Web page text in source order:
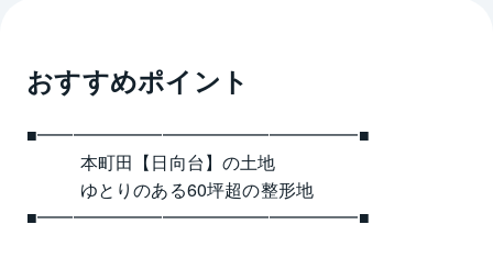
おすすめポイント
■━━━━━━━━━━━━━━━━━━■
本町田【日向台】の土地
ゆとりのある60坪超の整形地
■━━━━━━━━━━━━━━━━━━■